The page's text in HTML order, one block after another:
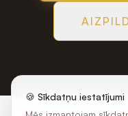
🍪 Sīkdatņu iestatījumi